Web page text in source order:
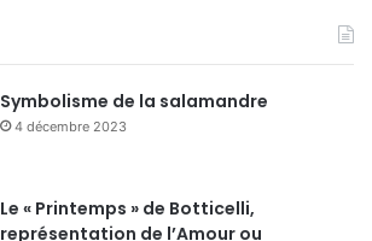
Symbolisme de la salamandre
4 décembre 2023
Le « Printemps » de Botticelli,
représentation de l’Amour ou